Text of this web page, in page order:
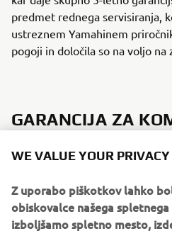
predmet rednega servisiranja,
ustreznem Yamahinem
pogoji in določila so na voljo na
GARANCIJA ZA
DVELETNA GARANCIJA NA NOVE
WE VALUE YOUR PRIVACY
Z uporabo piškotkov lahko
obiskovalce našega
izboljšamo spletno mesto,